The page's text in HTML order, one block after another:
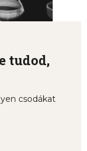
tudod,
csodákat